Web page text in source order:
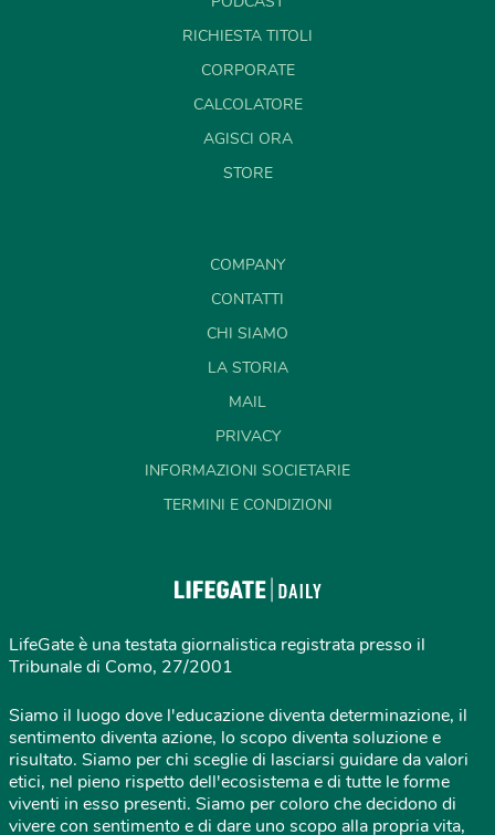
RICHIESTA TITOLI
CORPORATE
CALCOLATORE
AGISCI ORA
STORE
COMPANY
CONTATTI
CHI SIAMO
LA STORIA
MAIL
PRIVACY
INFORMAZIONI SOCIETARIE
TERMINI E CONDIZIONI
LifeGate è una testata giornalistica registrata presso il
Tribunale di Como, 27/2001
Siamo il luogo dove l'educazione diventa determinazione, il
sentimento diventa azione, lo scopo diventa soluzione e
risultato. Siamo per chi sceglie di lasciarsi guidare da valori
etici, nel pieno rispetto dell'ecosistema e di tutte le forme
viventi in esso presenti. Siamo per coloro che decidono di
vivere con sentimento e di dare uno scopo alla propria vita,